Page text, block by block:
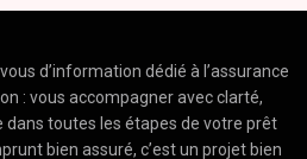
d’information dédié à l’assurance
: vous accompagner avec clarté,
toutes les étapes de votre prêt
bien assuré, c’est un projet bien